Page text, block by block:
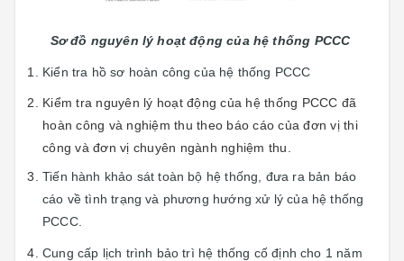
Sơ đồ nguyên lý hoạt động của hệ thống PCCC
Kiển tra hồ sơ hoàn công của hệ thống PCCC
Kiểm tra nguyên lý hoạt động của hệ thống PCCC đã
hoàn công và nghiệm thu theo báo cáo của đơn vị thi
công và đơn vị chuyên ngành nghiệm thu.
Tiến hành khảo sát toàn bộ hệ thống, đưa ra bản báo
cáo về tình trạng và phương hướng xử lý của hệ thống
PCCC.
Cung cấp lịch trình bảo trì hệ thống cố định cho 1 năm